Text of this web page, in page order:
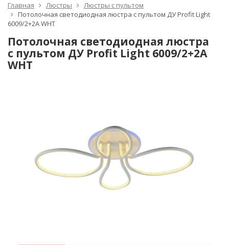
Главная Люстры
Люстры с пультом
Потолочная светодиодная люстра с пультом ДУ Profit Light
6009/2+2A WHT
Потолочная светодиодная люстра
с пультом ДУ Profit Light 6009/2+2A
WHT